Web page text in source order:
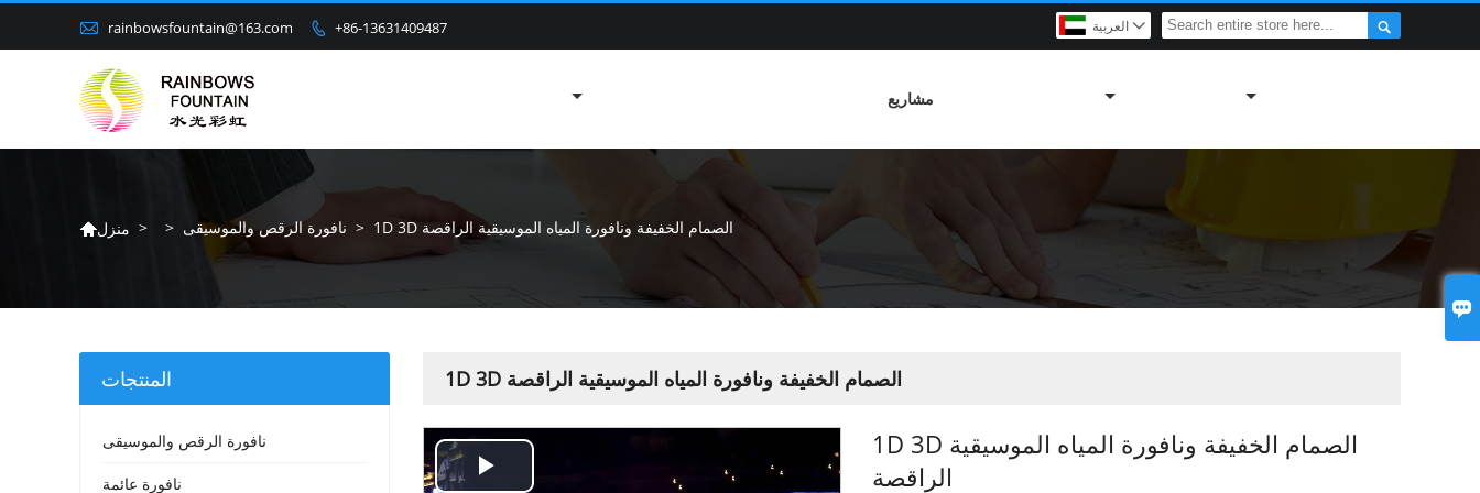

 rainbowsfountain@163.com  +86-13631409487  العربية 
مشاريع
منزل > > نافورة الرقص والموسيقى > 1D 3D الصمام الخفيفة ونافورة المياه الموسيقية الراقصة
1D 3D الصمام الخفيفة ونافورة المياه الموسيقية الراقصة
1D 3D الصمام الخفيفة ونافورة المياه الموسيقية
الراقصة
المنتجات
نافورة الرقص والموسيقى
نافورة عائمة